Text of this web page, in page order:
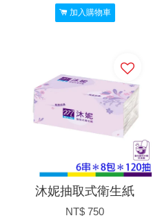
加入購物車
沐妮抽取式衛生紙
NT$ 750